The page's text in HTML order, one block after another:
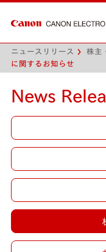
ニュースリリース 株主
に関するお知らせ
News